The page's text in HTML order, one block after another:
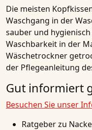
Die meisten
Waschgang in der
sauber und
Waschbarkeit in der
Wäschetrockner
der Pflegeanleitung
Gut informiert
Besuchen Sie unser
Ratgeber zu